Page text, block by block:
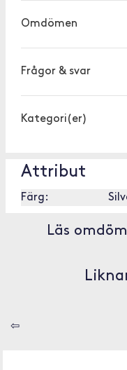
Omdömen
Frågor & svar
Kategori(er)
Attribut
Färg:
Läs
⇦